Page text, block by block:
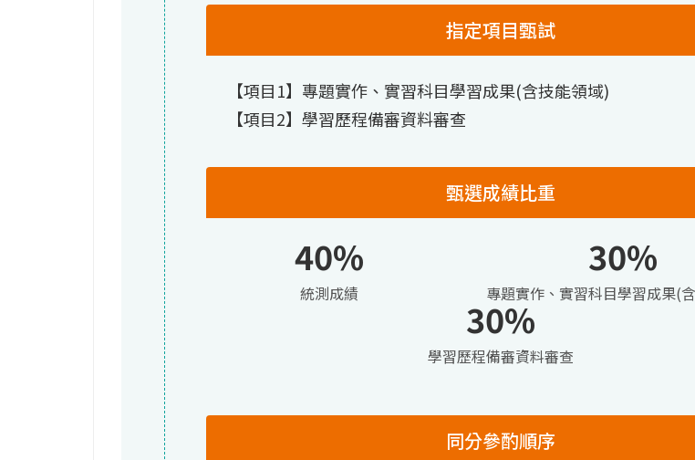
指定項目甄試
【項目1】專題實作、實習科目學習成果(含技能領域)
【項目2】學習歷程備審資料審查
甄選成績比重
40%
統測成績
30%
專題實作、實習科目學習成果(
30%
學習歷程備審資料審查
同分參酌順序